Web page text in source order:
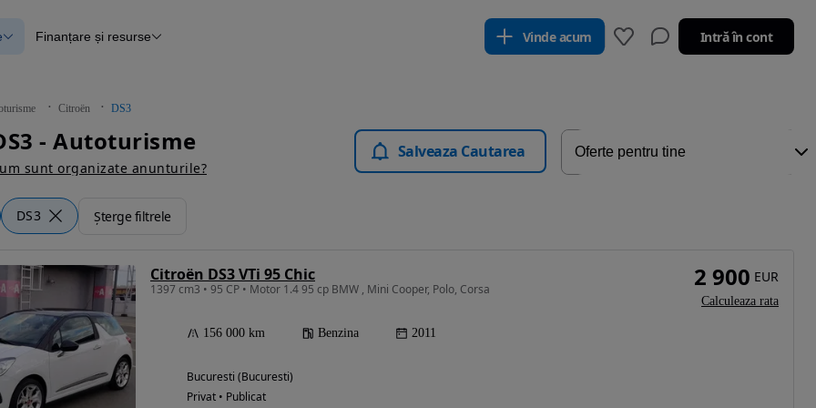
verificate
Blog Autovit.ro
Finanțare și resurse Vinde acum Intră în cont
Citroën DS3
- Autoturisme
sunt organizate anunturile?
Salveaza Cautarea
DS3 Șterge filtrele
Citroën DS3 VTi 95 Chic
1397 cm3 • 95 CP • Motor 1.4 95 cp BMW , Mini Cooper, Polo, Corsa
156 000 km Benzina 2011
Bucuresti (Bucuresti)
Privat • Publicat
2 900 EUR
Calculeaza rata